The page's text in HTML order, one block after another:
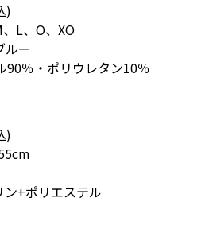
)
、L、O、XO
ルー
90％・ポリウレタン10％
)
ン+ポリエステル